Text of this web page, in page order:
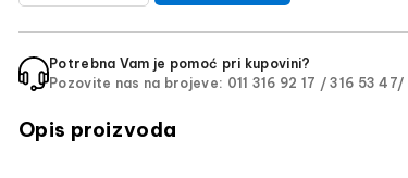
Potrebna Vam je pomoć pri kupovini?
Pozovite nas na brojeve: 011 316 92 17 / 316 53 47/
Opis proizvoda